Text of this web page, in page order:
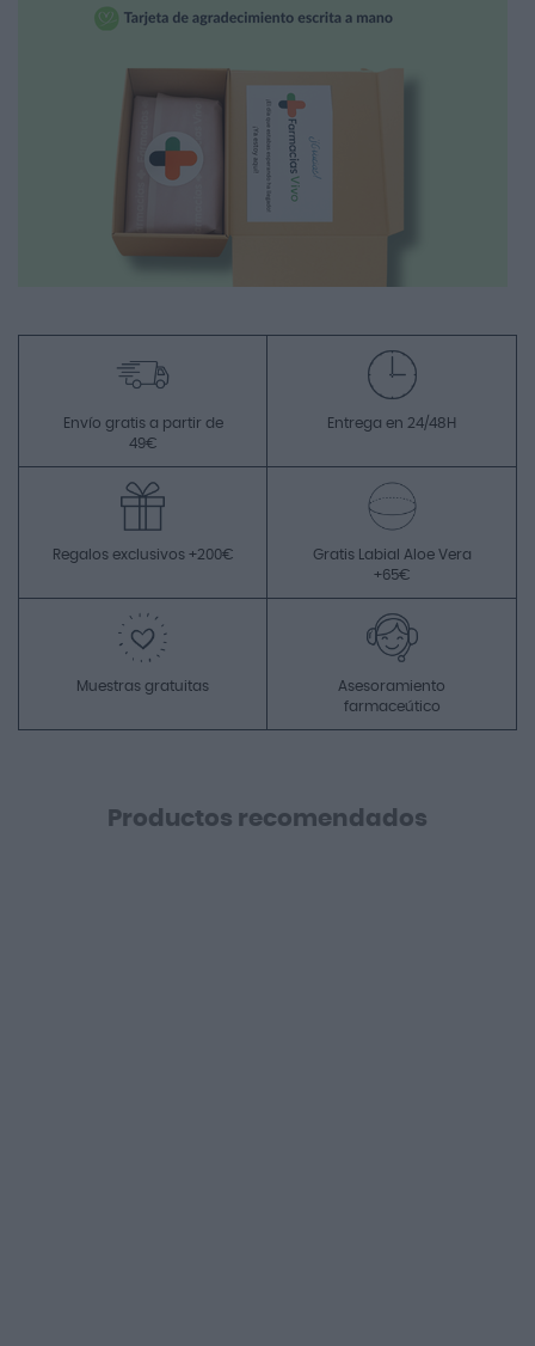
Envío gratis a partir de
49€
Entrega en 24/48H
Regalos exclusivos +200€
Gratis Labial Aloe Vera
+65€
Muestras gratuitas
Asesoramiento
farmaceútico
Productos recomendados